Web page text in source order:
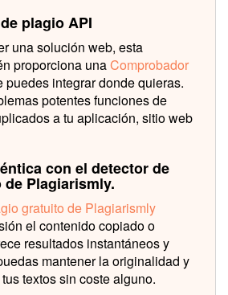
plagio API
una solución web, esta
proporciona unaComprobador
puedes integrar donde quieras.
potentes funciones de
a tu aplicación, sitio web
con el detector de
Plagiarismly.
gratuito de Plagiarismly
el contenido copiado o
resultados instantáneos y
mantener la originalidad y
textos sin coste alguno.